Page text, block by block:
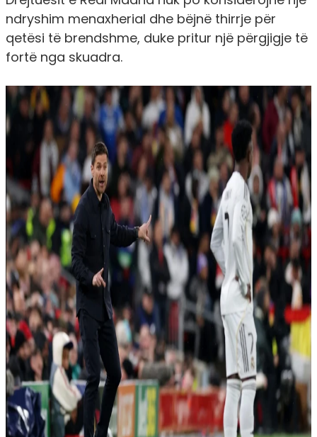
ndryshim menaxherial dhe bëjnë thirrje për
qetësi të brendshme, duke pritur një përgjigje të
fortë nga skuadra.